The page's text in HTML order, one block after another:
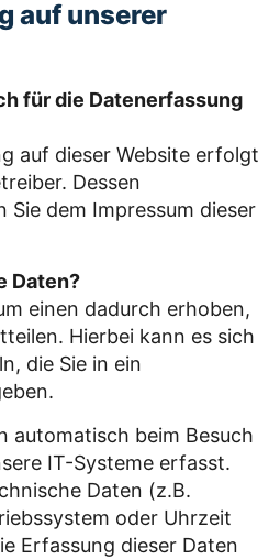
auf unserer
für die Datenerfassung
auf dieser Website erfolgt
Dessen
dem Impressum dieser
Daten?
einen dadurch erhoben,
Hierbei kann es sich
die Sie in ein
automatisch beim Besuch
IT-Systeme erfasst.
Daten (z.B.
oder Uhrzeit
Erfassung dieser Daten